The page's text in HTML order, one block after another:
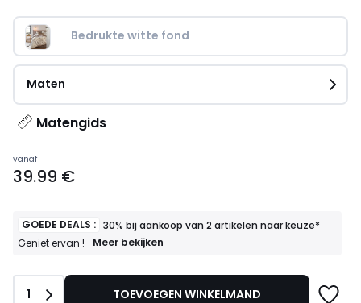
Bedrukte witte fond
Maten
Matengids
Prijs
vanaf
vanaf
39.99 €
GOEDE DEALS : 30% bij aankoop van 2 artikelen naar keuze*
Geniet ervan !
GOEDE
Meer bekijken
Aantal
1 TOEVOEGEN WINKELMAND